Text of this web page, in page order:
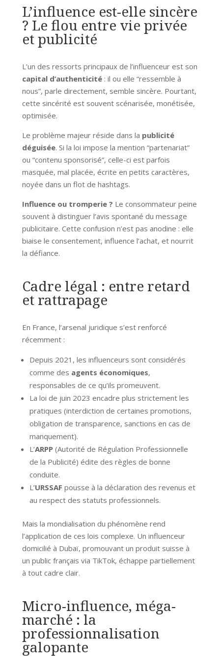
L’influence est-elle sincère
? Le flou entre vie privée
et publicité
L’un des ressorts principaux de l’influenceur est son
capital d’authenticité: il ou elle “ressemble à
nous”, parle directement, semble sincère. Pourtant,
cette sincérité est souvent scénarisée, monétisée,
optimisée.
Le problème majeur réside dans la publicité
déguisée. Si la loi impose la mention “partenariat”
ou “contenu sponsorisé”, celle-ci est parfois
masquée, mal placée, écrite en petits caractères,
noyée dans un flot de hashtags.
Influence ou tromperie ? Le consommateur peine
souvent à distinguer l’avis spontané du message
publicitaire. Cette confusion n’est pas anodine : elle
biaise le consentement, influence l’achat, et nourrit
la défiance.
Cadre légal : entre retard
et rattrapage
En France, l’arsenal juridique s’est renforcé
récemment :
Depuis 2021, les influenceurs sont considérés
comme des agents économiques,
responsables de ce qu’ils promeuvent.
La loi de juin 2023 encadre plus strictement les
pratiques (interdiction de certaines promotions,
obligation de transparence, sanctions en cas de
manquement).
L’ARPP(Autorité de Régulation Professionnelle
de la Publicité) édite des règles de bonne
conduite.
L’URSSAF pousse à la déclaration des revenus et
au respect des statuts professionnels.
Mais la mondialisation du phénomène rend
l’application de ces lois complexe. Un influenceur
domicilié à Dubaï, promouvant un produit suisse à
un public français via TikTok, échappe partiellement
à tout cadre clair.
Micro-influence, méga-
marché : la
professionnalisation
galopante